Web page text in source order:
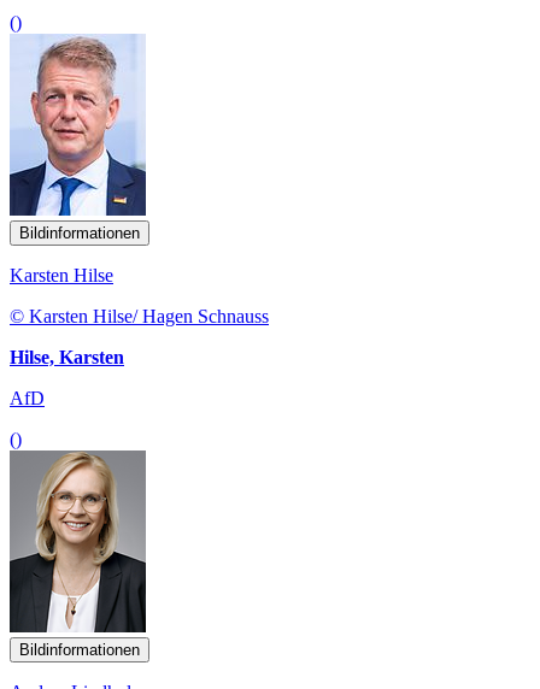
()
Bildinformationen
Karsten Hilse
© Karsten Hilse/ Hagen Schnauss
Hilse, Karsten
AfD
()
Bildinformationen